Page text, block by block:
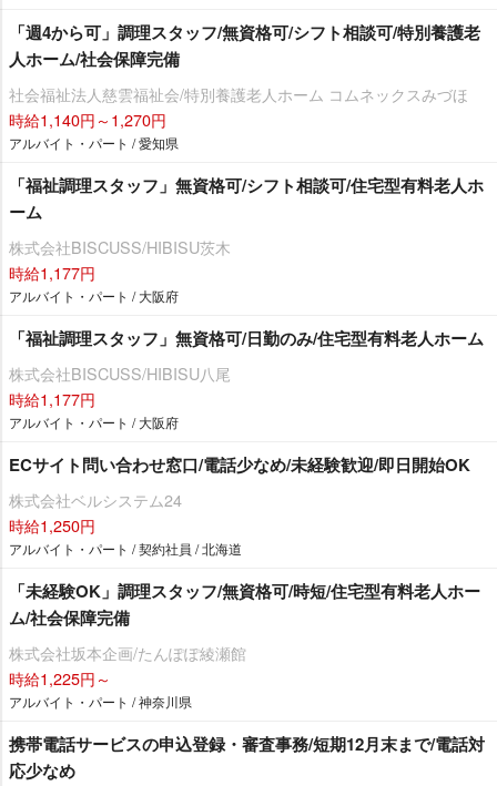
「週4から可」調理スタッフ/無資格可/シフト相談可/特別養護老
人ホーム/社会保障完備
社会福祉法人慈雲福祉会/特別養護老人ホーム コムネックスみづほ
時給1,140円～1,270円
アルバイト・パート / 愛知県
「福祉調理スタッフ」無資格可/シフト相談可/住宅型有料老人ホ
ーム
株式会社BISCUSS/HIBISU茨木
時給1,177円
アルバイト・パート / 大阪府
「福祉調理スタッフ」無資格可/日勤のみ/住宅型有料老人ホーム
株式会社BISCUSS/HIBISU八尾
時給1,177円
アルバイト・パート / 大阪府
ECサイト問い合わせ窓口/電話少なめ/未経験歓迎/即日開始OK
株式会社ベルシステム24
時給1,250円
アルバイト・パート / 契約社員 / 北海道
「未経験OK」調理スタッフ/無資格可/時短/住宅型有料老人ホー
ム/社会保障完備
株式会社坂本企画/たんぽぽ綾瀬館
時給1,225円～
アルバイト・パート / 神奈川県
携帯電話サービスの申込登録・審査事務/短期12月末まで/電話対
応少なめ